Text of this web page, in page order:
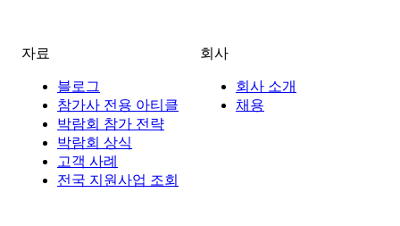
자료
블로그
참가사 전용 아티클
박람회 참가 전략
박람회 상식
고객 사례
전국 지원사업 조회
회사
회사 소개
채용